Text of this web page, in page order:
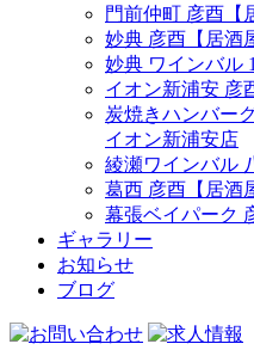
門前仲町 彦酉【
妙典 彦酉【居酒
妙典 ワインバル
イオン新浦安 彦
炭焼きハンバー
イオン新浦安店
綾瀬ワインバル
葛西 彦酉【居酒
幕張ベイパーク
ギャラリー
お知らせ
ブログ